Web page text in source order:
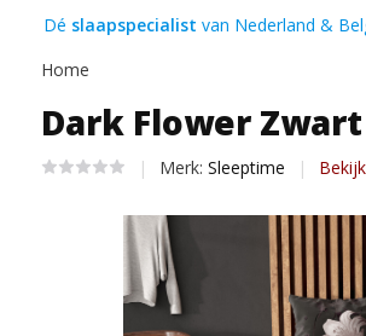
Dé slaapspecialist van Nederland &
Home
Dark Flower Zwart
Merk: Sleeptime